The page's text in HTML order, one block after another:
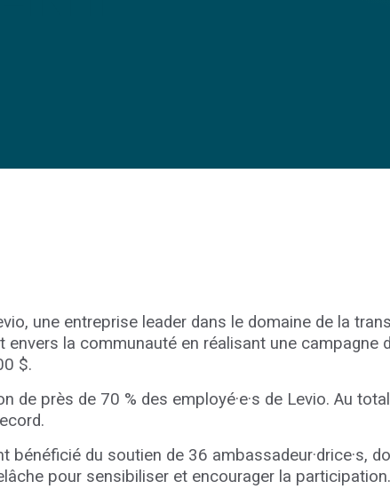
une entreprise leader dans le domaine de la
envers la communauté en réalisant une campagne
$.
près de 70 % des employé·e·s de Levio. Au
bénéficié du soutien de 36 ambassadeur·drice·s,
pour sensibiliser et encourager la participation.